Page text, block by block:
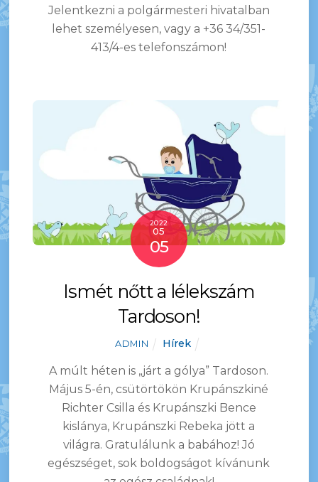
Jelentkezni a polgármesteri hivatalban
lehet személyesen, vagy a +36 34/351-
413/4-es telefonszámon!
2022
05
05
Ismét nőtt a lélekszám
Tardoson!
ADMIN Hírek
A múlt héten is „járt a gólya” Tardoson.
Május 5-én, csütörtökön Krupánszkiné
Richter Csilla és Krupánszki Bence
kislánya, Krupánszki Rebeka jött a
világra. Gratulálunk a babához! Jó
egészséget, sok boldogságot kívánunk